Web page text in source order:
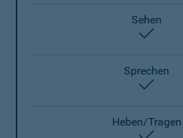
Sehen
Sprechen
Heben/Tragen